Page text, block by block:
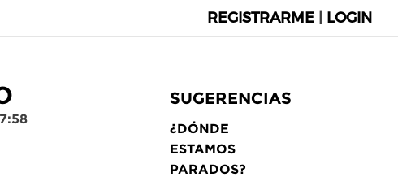
REGISTRARME LOGIN
SUGERENCIAS
¿DÓNDE
ESTAMOS
PARADOS?